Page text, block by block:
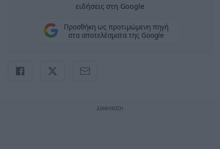
ειδήσεις στη Google
Προσθήκη ως προτιμώμενη πηγή
στα αποτελέσματα της Google